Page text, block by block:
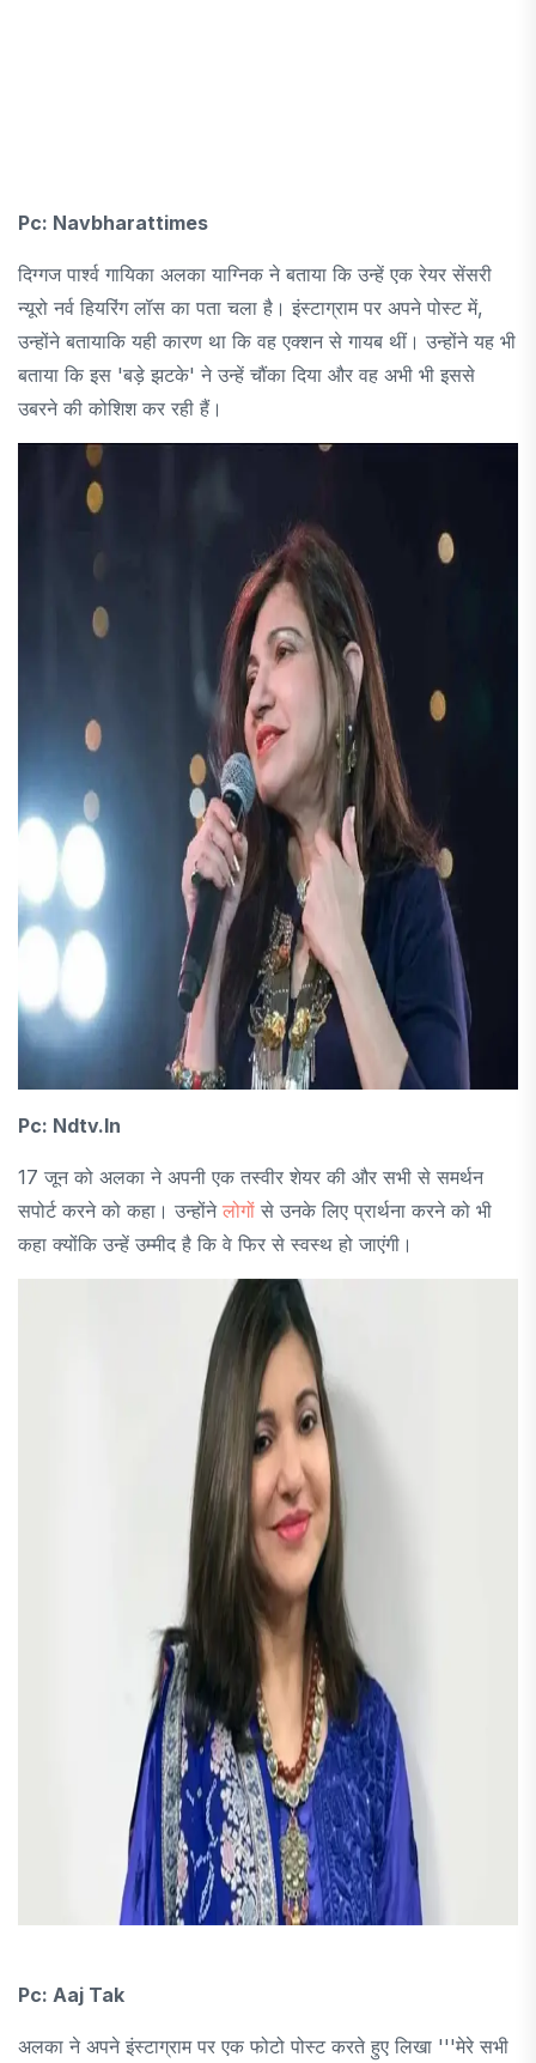
Pc: Navbharattimes
दिग्गज पार्श्व गायिका अलका याग्निक ने बताया कि उन्हें एक रेयर सेंसरी
न्यूरो नर्व हियरिंग लॉस का पता चला है। इंस्टाग्राम पर अपने पोस्ट में,
उन्होंने बतायाकि यही कारण था कि वह एक्शन से गायब थीं। उन्होंने यह भी
बताया कि इस 'बड़े झटके' ने उन्हें चौंका दिया और वह अभी भी इससे
उबरने की कोशिश कर रही हैं।
Pc: Ndtv.in
17 जून को अलका ने अपनी एक तस्वीर शेयर की और सभी से समर्थन
सपोर्ट करने को कहा। उन्होंने लोगों से उनके लिए प्रार्थना करने को भी
कहा क्योंकि उन्हें उम्मीद है कि वे फिर से स्वस्थ हो जाएंगी।
Pc: Aaj Tak
अलका ने अपने इंस्टाग्राम पर एक फोटो पोस्ट करते हुए लिखा '''मेरे सभी